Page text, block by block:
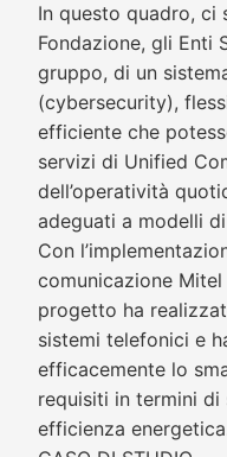
In questo quadro, ci
Fondazione, gli Enti
gruppo, di un
(cybersecurity),
efficiente che
servizi di Unified
dell’operatività
adeguati a modelli
Con
comunicazione
progetto ha
sistemi telefonici e
efficacemente lo
requisiti in termini di
efficienza